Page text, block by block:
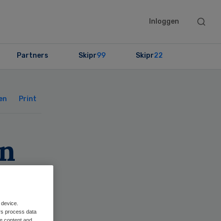
Inloggen
Search
Partners Skipr99 Skipr22
Print
process data